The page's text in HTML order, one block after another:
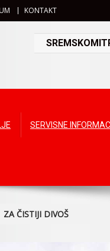
KONTAKT
SERVISNE
ZA ČISTIJI DIVOŠ